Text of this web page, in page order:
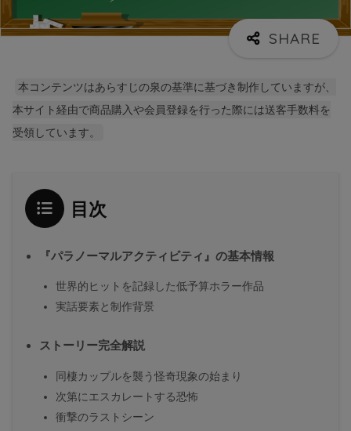
本コンテンツはあらすじの泉の基準に基づき制作していますが、
本サイト経由で商品購入や会員登録を行った際には送客手数料を
受領しています。
目次
『パラノーマルアクティビティ』の基本情報
世界的ヒットを記録した低予算ホラー作品
実話要素と制作背景
ストーリー完全解説
同棲カップルを襲う怪奇現象の始まり
次第にエスカレートする恐怖
衝撃のラストシーン